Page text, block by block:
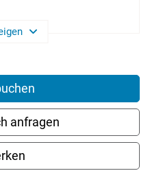
anfragen